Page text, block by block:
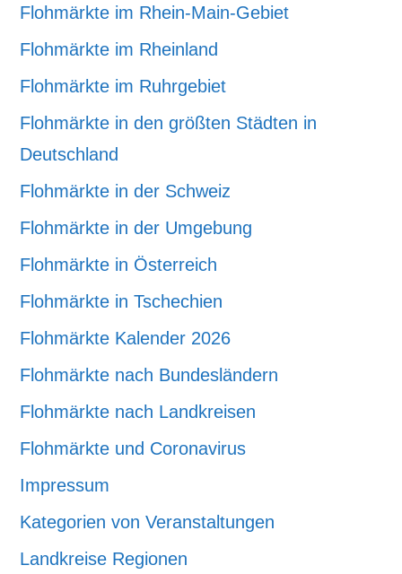
Flohmärkte im Rhein-Main-Gebiet
Flohmärkte im Rheinland
Flohmärkte im Ruhrgebiet
Flohmärkte in den größten Städten in
Deutschland
Flohmärkte in der Schweiz
Flohmärkte in der Umgebung
Flohmärkte in Österreich
Flohmärkte in Tschechien
Flohmärkte Kalender 2026
Flohmärkte nach Bundesländern
Flohmärkte nach Landkreisen
Flohmärkte und Coronavirus
Impressum
Kategorien von Veranstaltungen
Landkreise Regionen